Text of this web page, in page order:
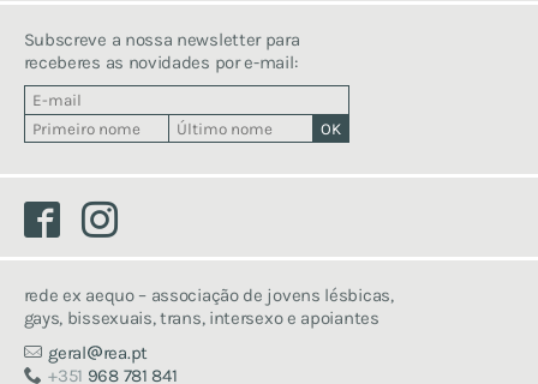
Facebook
rede ex aequo – associação de jovens lésbicas,
gays, bissexuais, trans, intersexo e apoiantes
geral
rea.pt
+351 968 781 841
Subscreve a nossa newsletter para
receberes as novidades por e-mail: